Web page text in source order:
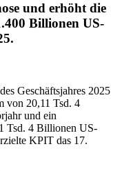
und erhöht die
Billionen US-